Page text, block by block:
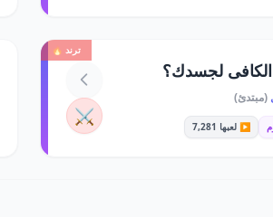
ترند 🔥
الكافى لجسدك؟
(مبتدئ)
▶️ لعبها 7,281 ⚔️